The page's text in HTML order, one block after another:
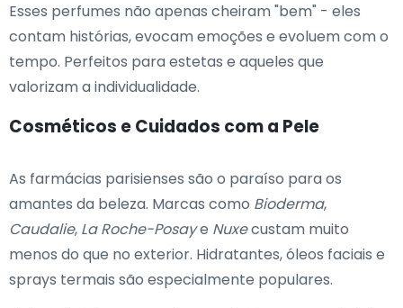
Esses perfumes não apenas cheiram "bem" - eles
contam histórias, evocam emoções e evoluem com o
tempo. Perfeitos para estetas e aqueles que
valorizam a individualidade.
Cosméticos e Cuidados com a Pele
As farmácias parisienses são o paraíso para os
amantes da beleza. Marcas como Bioderma,
Caudalie, La Roche-Posaye Nuxecustam muito
menos do que no exterior. Hidratantes, óleos faciais e
sprays termais são especialmente populares.